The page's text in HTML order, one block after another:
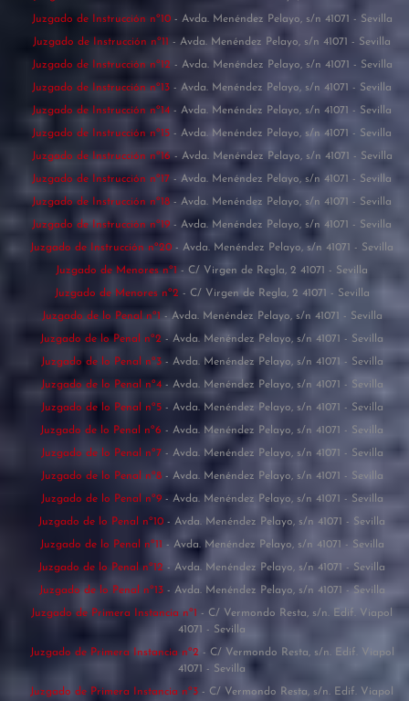
Juzgado de Instrucción nº10 - Avda. Menéndez Pelayo, s/n 41071 - Sevilla
Juzgado de Instrucción nº11 - Avda. Menéndez Pelayo, s/n 41071 - Sevilla
Juzgado de Instrucción nº12 - Avda. Menéndez Pelayo, s/n 41071 - Sevilla
Juzgado de Instrucción nº13 - Avda. Menéndez Pelayo, s/n 41071 - Sevilla
Juzgado de Instrucción nº14 - Avda. Menéndez Pelayo, s/n 41071 - Sevilla
Juzgado de Instrucción nº15 - Avda. Menéndez Pelayo, s/n 41071 - Sevilla
Juzgado de Instrucción nº16 - Avda. Menéndez Pelayo, s/n 41071 - Sevilla
Juzgado de Instrucción nº17 - Avda. Menéndez Pelayo, s/n 41071 - Sevilla
Juzgado de Instrucción nº18 - Avda. Menéndez Pelayo, s/n 41071 - Sevilla
Juzgado de Instrucción nº19 - Avda. Menéndez Pelayo, s/n 41071 - Sevilla
Juzgado de Instrucción nº20 - Avda. Menéndez Pelayo, s/n 41071 - Sevilla
Juzgado de Menores nº1 - C/ Virgen de Regla, 2 41071 - Sevilla
Juzgado de Menores nº2 - C/ Virgen de Regla, 2 41071 - Sevilla
Juzgado de lo Penal nº1 - Avda. Menéndez Pelayo, s/n 41071 - Sevilla
Juzgado de lo Penal nº2 - Avda. Menéndez Pelayo, s/n 41071 - Sevilla
Juzgado de lo Penal nº3 - Avda. Menéndez Pelayo, s/n 41071 - Sevilla
Juzgado de lo Penal nº4 - Avda. Menéndez Pelayo, s/n 41071 - Sevilla
Juzgado de lo Penal nº5 - Avda. Menéndez Pelayo, s/n 41071 - Sevilla
Juzgado de lo Penal nº6 - Avda. Menéndez Pelayo, s/n 41071 - Sevilla
Juzgado de lo Penal nº7 - Avda. Menéndez Pelayo, s/n 41071 - Sevilla
Juzgado de lo Penal nº8 - Avda. Menéndez Pelayo, s/n 41071 - Sevilla
Juzgado de lo Penal nº9 - Avda. Menéndez Pelayo, s/n 41071 - Sevilla
Juzgado de lo Penal nº10 - Avda. Menéndez Pelayo, s/n 41071 - Sevilla
Juzgado de lo Penal nº11 - Avda. Menéndez Pelayo, s/n 41071 - Sevilla
Juzgado de lo Penal nº12 - Avda. Menéndez Pelayo, s/n 41071 - Sevilla
Juzgado de lo Penal nº13 - Avda. Menéndez Pelayo, s/n 41071 - Sevilla
Juzgado de Primera Instancia nº1 - C/ Vermondo Resta, s/n. Edif. Viapol
41071 - Sevilla
Juzgado de Primera Instancia nº2 - C/ Vermondo Resta, s/n. Edif. Viapol
41071 - Sevilla
Juzgado de Primera Instancia nº3 - C/ Vermondo Resta, s/n. Edif. Viapol